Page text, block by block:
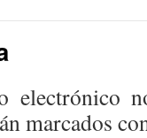
electrónico
marcados